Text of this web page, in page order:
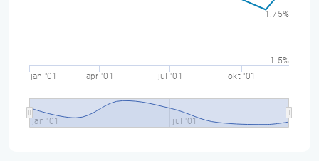
jan "01 apr "01 jul "01 okt "01
jan "01 jul "01
1.5%
1.75%